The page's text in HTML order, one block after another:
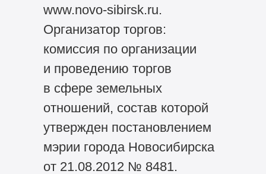
www.novo-sibirsk.ru.
Организатор торгов:
комиссия по организации
и проведению торгов
в сфере земельных
отношений, состав которой
утвержден постановлением
мэрии города Новосибирска
от 21.08.2012 № 8481.